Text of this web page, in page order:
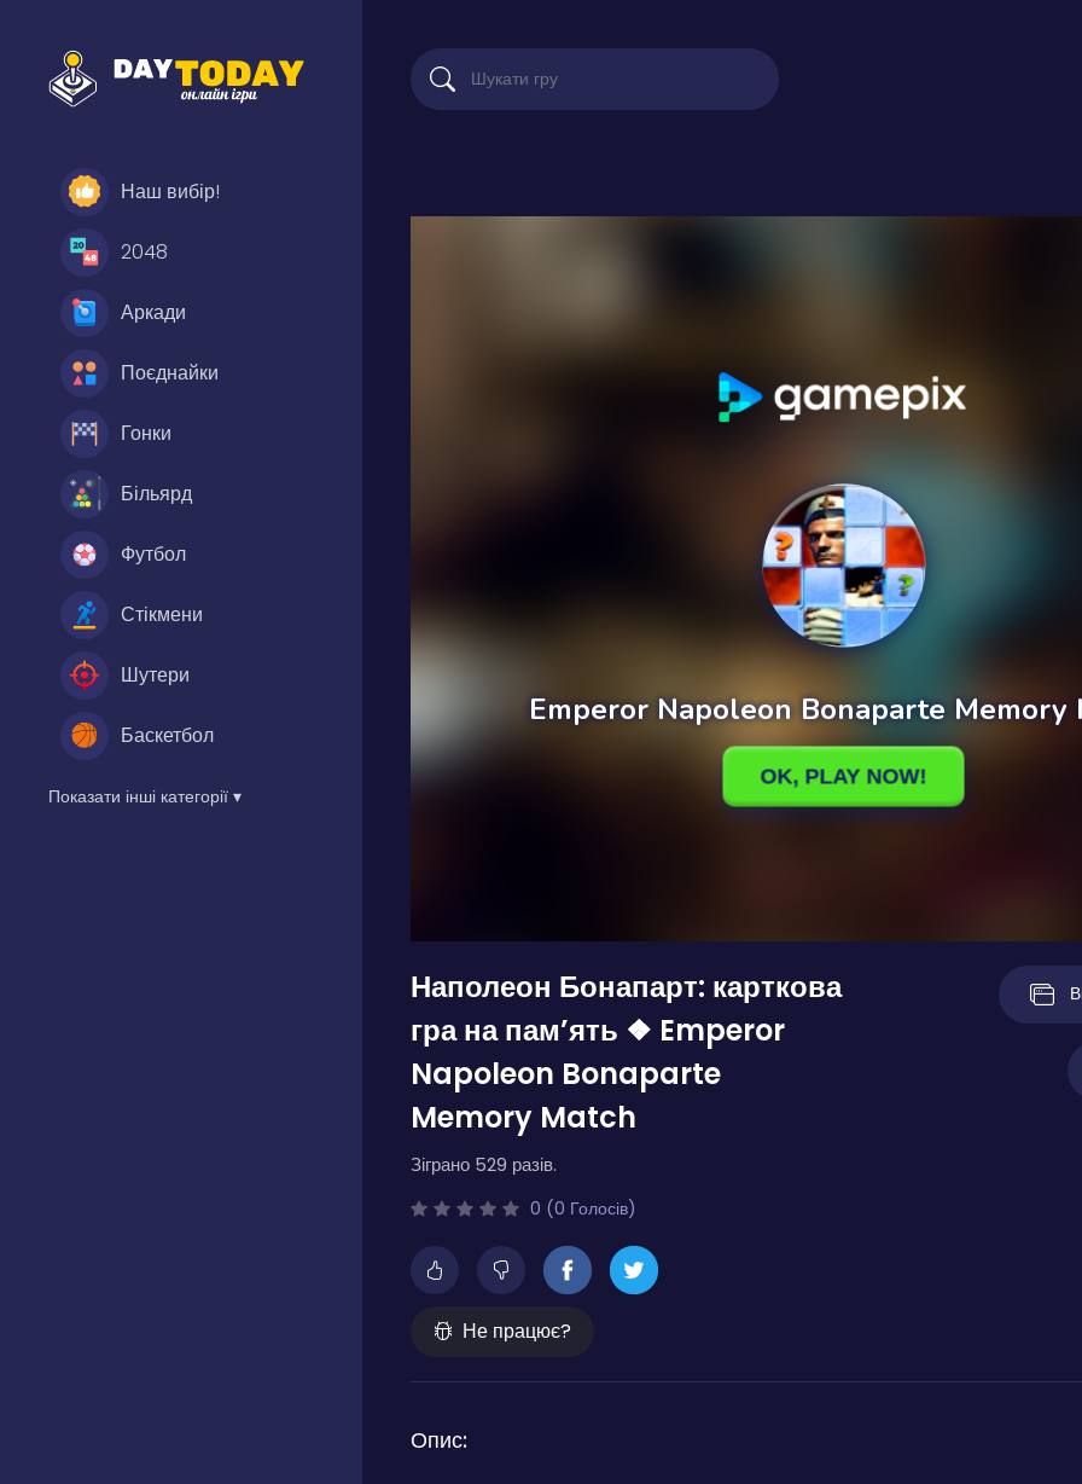
Наш вибір!
2048
Аркади
Поєднайки
Гонки
Більярд
Футбол
Стікмени
Шутери
Баскетбол
Показати інші категорії ▾
Наполеон Бонапарт: карткова
гра на пам’ять ❖ Emperor
Napoleon Bonaparte
Memory Match
Зіграно 529 разів.
0 (0 Голосів)
Не працює?
Опис: